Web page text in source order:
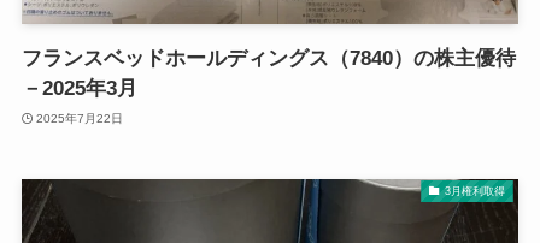
フランスベッドホールディングス（7840）の株主優待
－2025年3月
2025年7月22日
3月権利取得